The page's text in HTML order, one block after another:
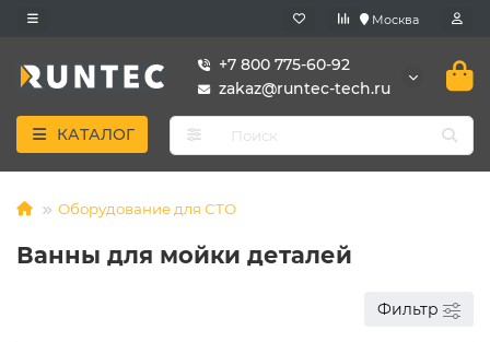
Москва
+7 800 775-60-92
zakaz@runtec-tech.ru
КАТАЛОГ
Оборудование для СТО
Ванны для мойки деталей
Фильтр